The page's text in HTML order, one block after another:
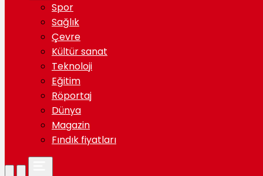
Spor
Sağlık
Çevre
Kültür sanat
Teknoloji
Eğitim
Röportaj
Dünya
Magazin
Fındık fiyatları